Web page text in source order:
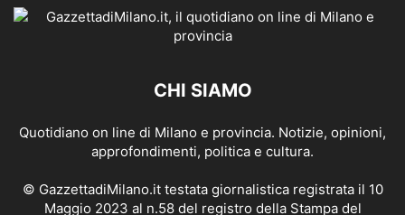
CHI SIAMO
Quotidiano on line di Milano e provincia. Notizie, opinioni,
approfondimenti, politica e cultura.
© GazzettadiMilano.it testata giornalistica registrata il 10
Maggio 2023 al n.58 del registro della Stampa del